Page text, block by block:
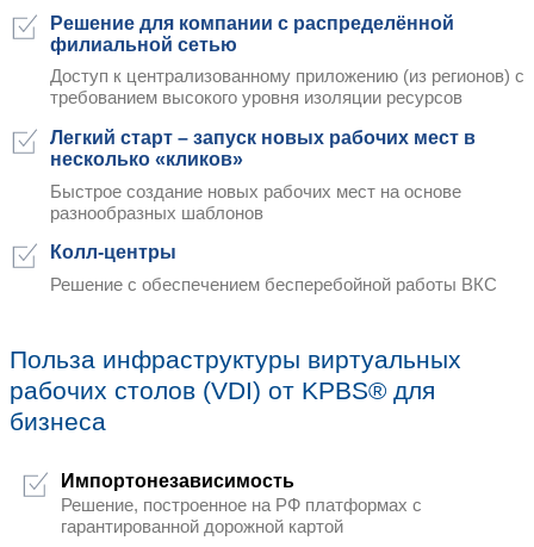
Какие задачи поможет
инфраструктура
столов (VDI) для вашего
Выполнение требований по